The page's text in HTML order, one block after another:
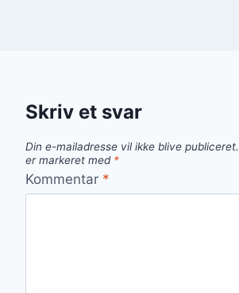
Skriv et svar
Din e-mailadresse vil ikke blive publiceret.
er markeret med *
Kommentar *